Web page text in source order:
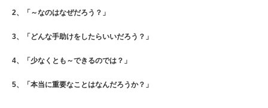
2、「～なのはなぜだろう？」
3、「どんな手助けをしたらいいだろう？」
4、「少なくとも～できるのでは？」
5、「本当に重要なことはなんだろうか？」